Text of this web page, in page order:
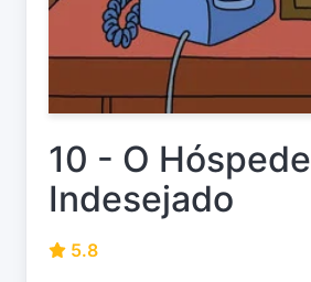
10 - O Hóspede
Indesejado
5.8